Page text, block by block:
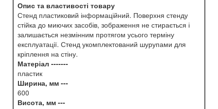
Опис та властивості товару
Стенд пластиковий інформаційний. Поверхня стенду
стійка до миючих засобів, зображення не стирається і
залишається незмінним протягом усього терміну
експлуатації. Стенд укомплектований шурупами для
кріплення на стіну.
Матеріал -------
пластик
Ширина, мм ---
600
Висота, мм ---